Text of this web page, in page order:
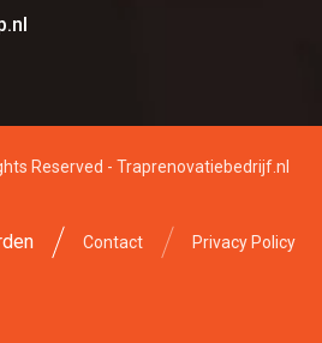
Reserved - Traprenovatiebedrijf.nl
Privacy Policy
Contact